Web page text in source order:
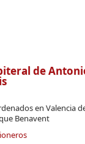
de
en Valencia
Benavent